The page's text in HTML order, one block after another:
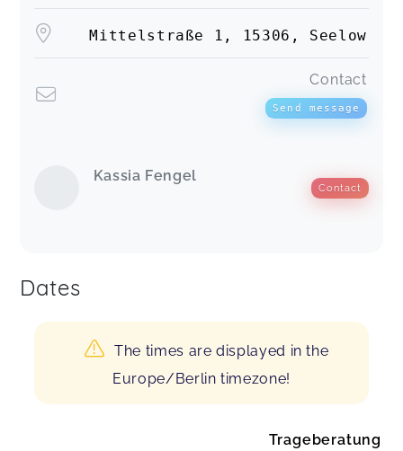
Mittelstraße 1, 15306, Seelow
Contact
Send message
Kassia Fengel
Contact
Dates
The times are displayed in the
Europe/Berlin timezone!
Trageberatung